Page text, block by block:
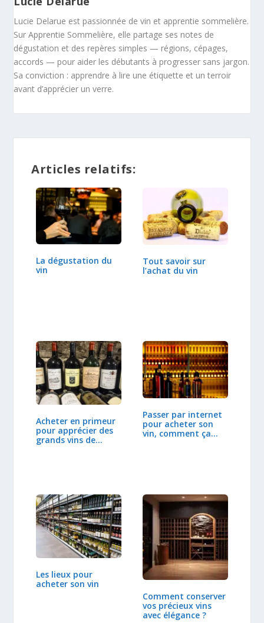
Lucie Delarue est passionnée de vin et apprentie sommelière.
Sur Apprentie Sommelière, elle partage ses notes de
dégustation et des repères simples — régions, cépages,
accords — pour aider les débutants à progresser sans jargon.
Sa conviction : apprendre à lire une étiquette et un terroir
avant d’apprécier un verre.
Articles relatifs:
La dégustation du
vin
Tout savoir sur
l’achat du vin
Acheter en primeur
pour apprécier des
grands vins de…
Passer par internet
pour acheter son
vin, comment ça…
Les lieux pour
acheter son vin
Comment conserver
vos précieux vins
avec élégance ?